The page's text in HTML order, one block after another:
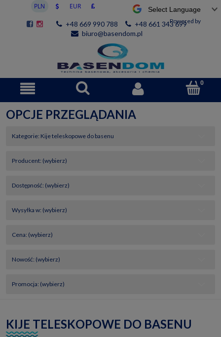
Powered by
+48 669 990 788
+48 661 343 699
biuro@basendom.pl
OPCJE PRZEGLĄDANIA
Kategorie: Kije teleskopowe do basenu
Producent: (wybierz)
Dostępność: (wybierz)
Wysyłka w: (wybierz)
Cena: (wybierz)
Nowość: (wybierz)
Promocja: (wybierz)
KIJE TELESKOPOWE DO BASENU